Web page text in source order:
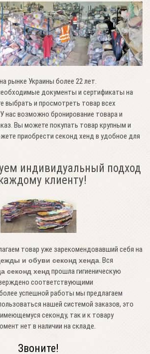
рынке Украины более 22 лет.
документы и сертификаты на
выбрать и просмотреть товар всех
нас возможно бронирование товара и
Вы можете покупать товар крупным и
приобрести секонд хенд в удобное для
индивидуальный подход
клиенту!
товар уже зарекомендовавший себя на
и обуви секонд хенда. Вся
секонд хендпрошла гигиеническую
соответствующими
успешной работы мы предлагаем
нашей системой заказов, это
секонду, так и к товару
нет в наличии на складе.
Звоните!